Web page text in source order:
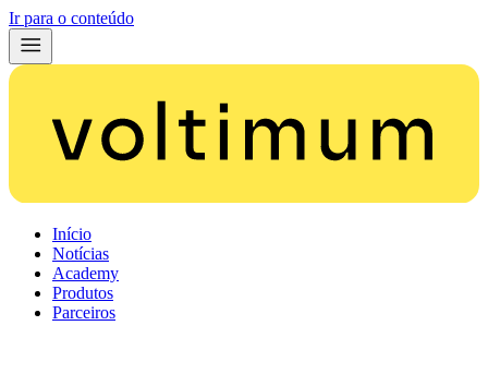
Ir para o conteúdo
Início
Notícias
Academy
Produtos
Parceiros